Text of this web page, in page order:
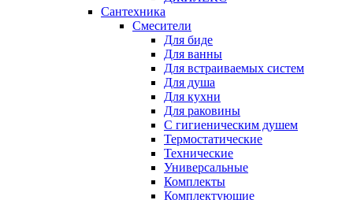
Сантехника
Смесители
Для биде
Для ванны
Для встраиваемых систем
Для душа
Для кухни
Для раковины
С гигиеническим душем
Термостатические
Технические
Универсальные
Комплекты
Комплектующие